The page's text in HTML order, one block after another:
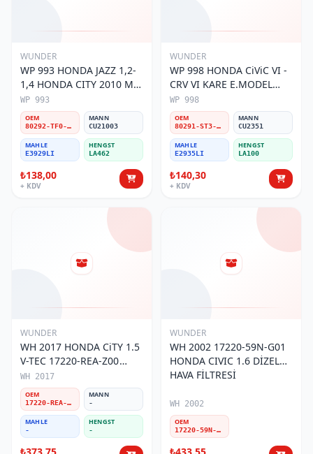
WUNDER
WP 993 HONDA JAZZ 1,2-
1,4 HONDA CITY 2010 MD.
80292-TF0-G01 Polen
Filtresi
WP 993
OEM
80292-TF0-G01
MANN
CU21003
MAHLE
E3929LI
HENGST
LA462
₺138,00
+ KDV
WUNDER
WP 998 HONDA CiViC VI -
CRV VI KARE E.MODEL
80291-ST3-515 Polen
Filtresi
WP 998
OEM
80291-ST3-515
MANN
CU2351
MAHLE
E2935LI
HENGST
LA100
₺140,30
+ KDV
WUNDER
WH 2017 HONDA CiTY 1.5
V-TEC 17220-REA-Z00
Hava Filtresi
WH 2017
OEM
17220-REA-Z00
MANN
-
MAHLE
-
HENGST
-
WUNDER
WH 2002 17220-59N-G01
HONDA CIVIC 1.6 DİZEL
HAVA FİLTRESİ
WH 2002
OEM
17220-59N-G01